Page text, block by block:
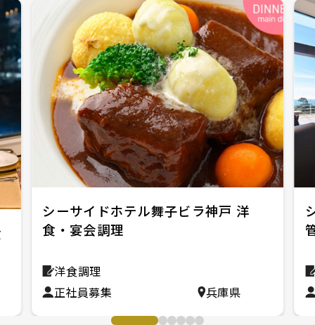
シーサイドホテル舞子ビラ神戸 洋
食・宴会調理
洋食調理
正社員募集
兵庫県